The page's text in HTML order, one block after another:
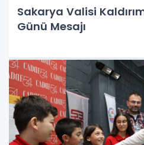
Sakarya Valisi
Günü Mesajı